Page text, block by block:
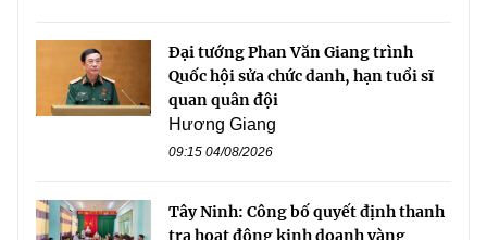
Đại tướng Phan Văn Giang trình
Quốc hội sửa chức danh, hạn tuổi sĩ
quan quân đội
Hương Giang
09:15 04/08/2026
Tây Ninh: Công bố quyết định thanh
tra hoạt động kinh doanh vàng